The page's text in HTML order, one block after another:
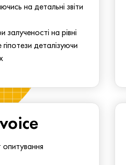
на детальні звіти
на рівні
деталізуючи